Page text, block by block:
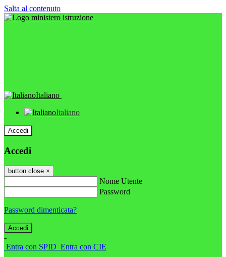
Salta al contenuto
Italiano
Italiano
Accedi
Accedi
button close ×
Nome Utente
Password
Password dimenticata?
-
Entra con SPID Entra con CIE